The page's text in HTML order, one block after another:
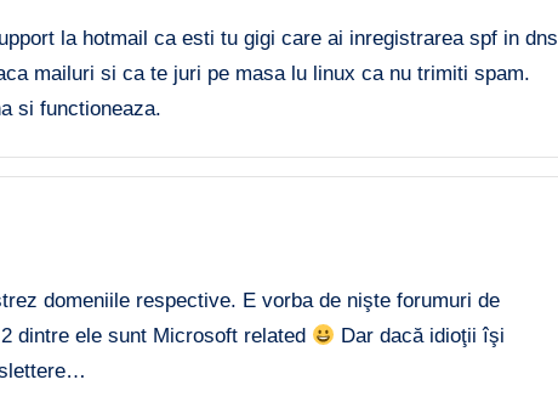
la hotmail ca esti tu gigi care ai inregistrarea spf in dns
mailuri si ca te juri pe masa lu linux ca nu trimiti spam.
si functioneaza.
domeniile respective. E vorba de nişte forumuri de
dintre ele sunt Microsoft related
Dar dacă idioţii îşi